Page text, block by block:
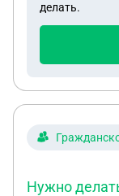
делать.
Нужно